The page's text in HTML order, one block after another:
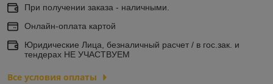
При получении заказа - наличными.
Онлайн-оплата картой
Юридические Лица, безналичный расчет / в гос.зак. и
тендерах НЕ УЧАСТВУЕМ
Все условия оплаты